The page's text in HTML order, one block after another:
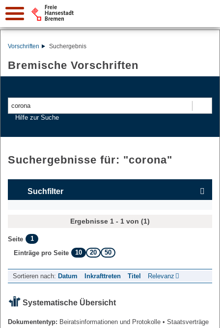
Vorschriften Suchergebnis
Bremische Vorschriften
Hilfe zur Suche
Suchergebnisse für: "corona"
Suchfilter
Ergebnisse 1 - 1 von (1)
Seite
1
Einträge pro Seite
10 20 50
Sortieren nach: Datum Inkrafttreten Titel Relevanz
Systematische Übersicht
Dokumententyp: Beiratsinformationen und Protokolle • Staatsverträge